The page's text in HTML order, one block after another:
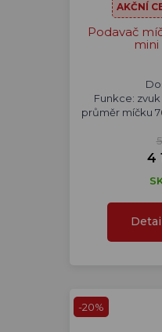
AKČNÍ
Podavač
Funkce:
průměr míčku
4
-20%